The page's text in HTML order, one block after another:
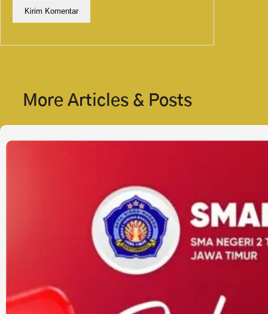
More Articles & Posts